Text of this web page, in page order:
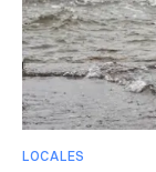
LOCALES